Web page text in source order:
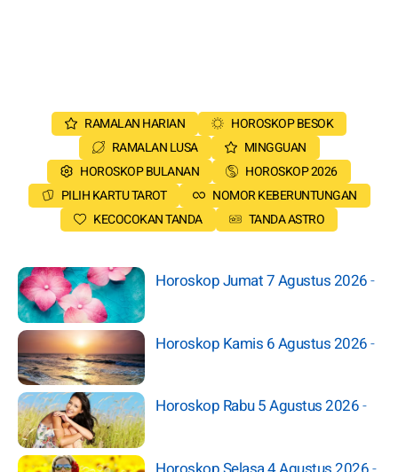
RAMALAN HARIAN
HOROSKOP BESOK
RAMALAN LUSA
MINGGUAN
HOROSKOP BULANAN
HOROSKOP 2026
PILIH KARTU TAROT
NOMOR KEBERUNTUNGAN
KECOCOKAN TANDA
TANDA ASTRO
Horoskop Jumat 7 Agustus 2026-
Horoskop Kamis 6 Agustus 2026-
Horoskop Rabu 5 Agustus 2026-